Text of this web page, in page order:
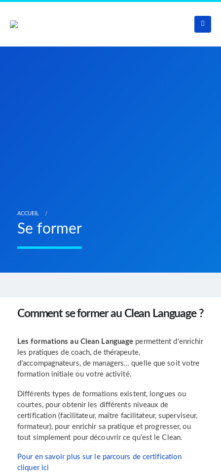
ACCUEIL
Se former
Comment se former au Clean Language ?
Les formations au Clean Language permettent d’enrichir
les pratiques de coach, de thérapeute,
d’accompagnateurs, de managers… quelle que soit votre
formation initiale ou votre activité.
Différents types de formations existent, longues ou
courtes, pour obtenir les différents niveaux de
certification (facilitateur, maître facilitateur, superviseur,
formateur), pour enrichir sa pratique et progresser, ou
tout simplement pour découvrir ce qu’est le Clean.
Pour en savoir plus sur le parcours de certification
cliquer ici